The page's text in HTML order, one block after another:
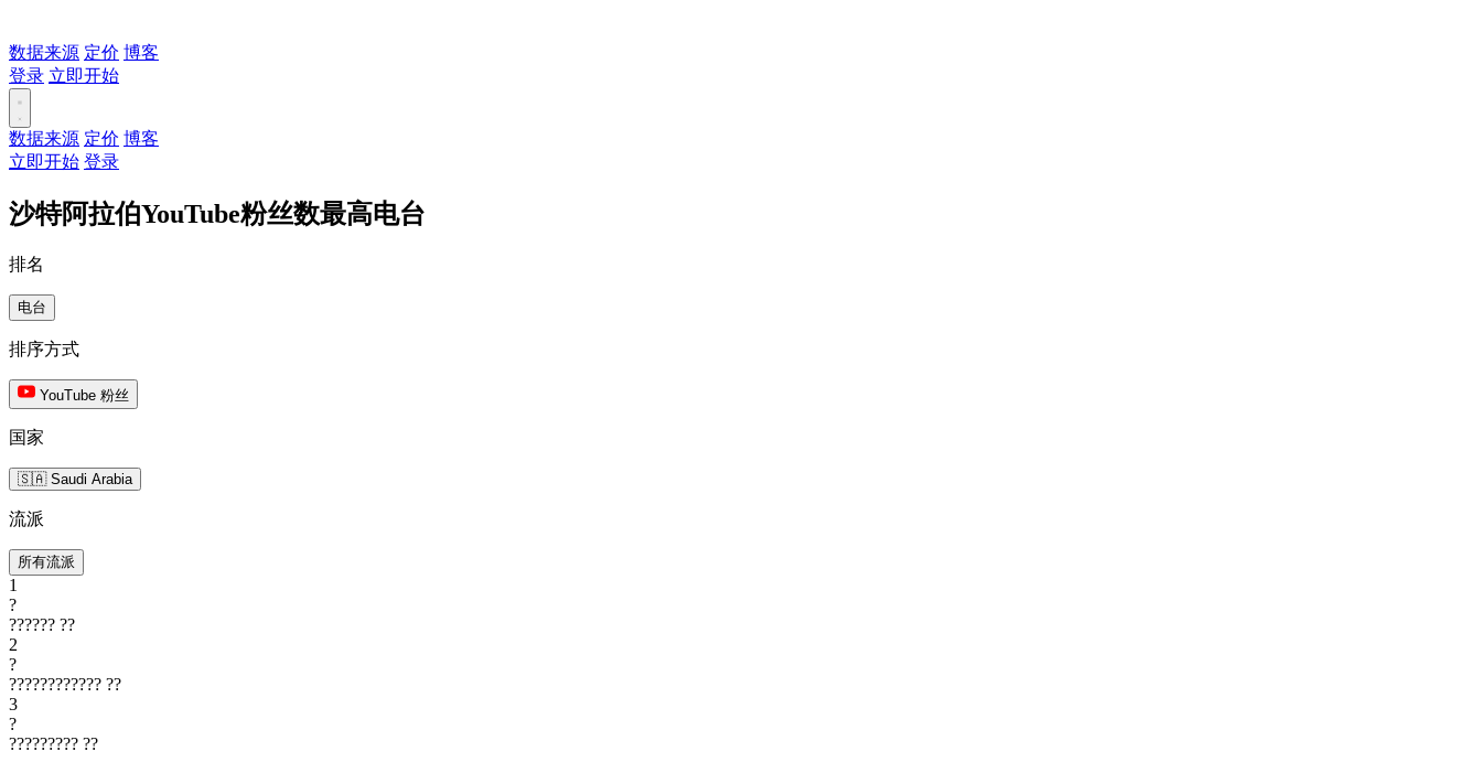
数据来源 定价 博客
登录 立即开始
数据来源 定价 博客
立即开始 登录
沙特阿拉伯YouTube粉丝数最高电台
排名
电台
排序方式
YouTube 粉丝
国家
🇸🇦 Saudi Arabia
流派
所有流派
1
?
?????? ??
2
?
???????????? ??
3
?
????????? ??